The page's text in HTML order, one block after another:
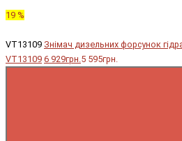
19 %
VT13109 Знімач дизельних форсунок
VT13109 6 929грн.5 595грн.